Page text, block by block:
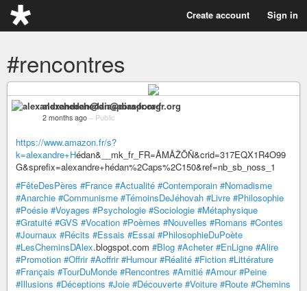
Create account Sign in
#rencontres
alexandrehedan@diaspora-fr.org
2 months ago – Public
https://www.amazon.fr/s?
k=alexandre+Hédan&__mk_fr_FR=ÅMÅŽÕÑ&crid=317EQX1R4O99
G&sprefix=alexandre+hédan%2Caps%2C150&ref=nb_sb_noss_1
#FêteDesPères #France #Actualité #Contemporain #Nomadisme
#Anarchie #Communisme #TémoinsDeJéhovah #Livre #Philosophie
#Poésie #Voyages #Psychologie #Sociologie #Métaphysique
#Gratuité #GVS #Vocation #Poèmes #Nouvelles #Romans #Contes
#Journaux #Récits #Essais #Essai #PhilosophieDuPoète
#LesCheminsDAlex.blogspot.com #Blog #Acheter #EnLigne #Alire
#Promotion #Offrir #Aoffrir #Humour #Réalité #Fiction #Littérature
#Français #TourDuMonde #Rencontres #Amitié #Amour #Peine
#Illusions #Déceptions #Joie #Découverte #Voiture #Route #Chemins